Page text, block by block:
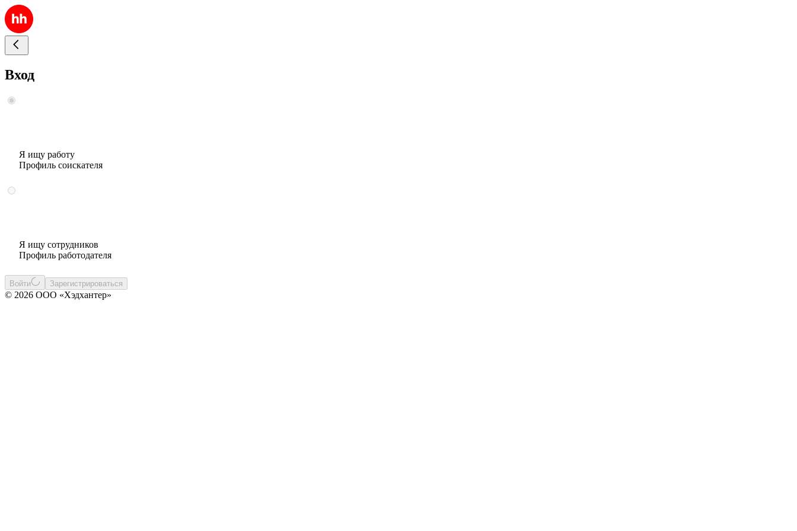
Вход
Я ищу работу
Профиль соискателя
Я ищу сотрудников
Профиль работодателя
Войти Зарегистрироваться
© 2026 ООО «Хэдхантер»